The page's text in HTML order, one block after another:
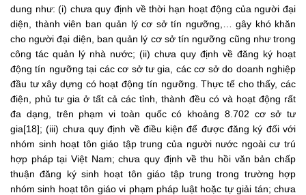
dung như: (i) chưa quy định về thời hạn hoạt động của người đại
diện, thành viên ban quản lý cơ sở tín ngưỡng,… gây khó khăn
cho người đại diện, ban quản lý cơ sở tín ngưỡng cũng như trong
công tác quản lý nhà nước; (ii) chưa quy định về đăng ký hoạt
động tín ngưỡng tại các cơ sở tư gia, các cơ sở do doanh nghiệp
đầu tư xây dựng có hoạt động tín ngưỡng. Thực tế cho thấy, các
điện, phủ tư gia ở tất cả các tỉnh, thành đều có và hoạt động rất
đa dạng, trên phạm vi toàn quốc có khoảng 8.702 cơ sở tư
gia[18]; (iii) chưa quy định về điều kiện để được đăng ký đối với
nhóm sinh hoạt tôn giáo tập trung của người nước ngoài cư trú
hợp pháp tại Việt Nam; chưa quy định về thu hồi văn bản chấp
thuận đăng ký sinh hoạt tôn giáo tập trung trong trường hợp
nhóm sinh hoạt tôn giáo vi phạm pháp luật hoặc tự giải tán; chưa